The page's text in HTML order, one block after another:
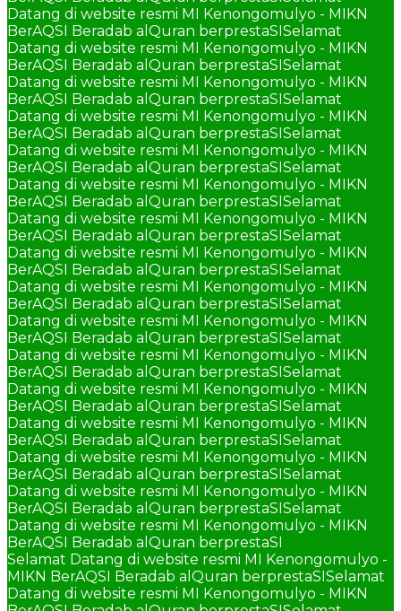
Datang di website resmi MI Kenongomulyo - MIKN
BerAQSI Beradab alQuran berprestaSISelamat
Datang di website resmi MI Kenongomulyo - MIKN
BerAQSI Beradab alQuran berprestaSISelamat
Datang di website resmi MI Kenongomulyo - MIKN
BerAQSI Beradab alQuran berprestaSISelamat
Datang di website resmi MI Kenongomulyo - MIKN
BerAQSI Beradab alQuran berprestaSISelamat
Datang di website resmi MI Kenongomulyo - MIKN
BerAQSI Beradab alQuran berprestaSISelamat
Datang di website resmi MI Kenongomulyo - MIKN
BerAQSI Beradab alQuran berprestaSISelamat
Datang di website resmi MI Kenongomulyo - MIKN
BerAQSI Beradab alQuran berprestaSISelamat
Datang di website resmi MI Kenongomulyo - MIKN
BerAQSI Beradab alQuran berprestaSISelamat
Datang di website resmi MI Kenongomulyo - MIKN
BerAQSI Beradab alQuran berprestaSISelamat
Datang di website resmi MI Kenongomulyo - MIKN
BerAQSI Beradab alQuran berprestaSISelamat
Datang di website resmi MI Kenongomulyo - MIKN
BerAQSI Beradab alQuran berprestaSISelamat
Datang di website resmi MI Kenongomulyo - MIKN
BerAQSI Beradab alQuran berprestaSISelamat
Datang di website resmi MI Kenongomulyo - MIKN
BerAQSI Beradab alQuran berprestaSISelamat
Datang di website resmi MI Kenongomulyo - MIKN
BerAQSI Beradab alQuran berprestaSISelamat
Datang di website resmi MI Kenongomulyo - MIKN
BerAQSI Beradab alQuran berprestaSISelamat
Datang di website resmi MI Kenongomulyo - MIKN
BerAQSI Beradab alQuran berprestaSI
Selamat Datang di website resmi MI Kenongomulyo -
MIKN BerAQSI Beradab alQuran berprestaSISelamat
Datang di website resmi MI Kenongomulyo - MIKN